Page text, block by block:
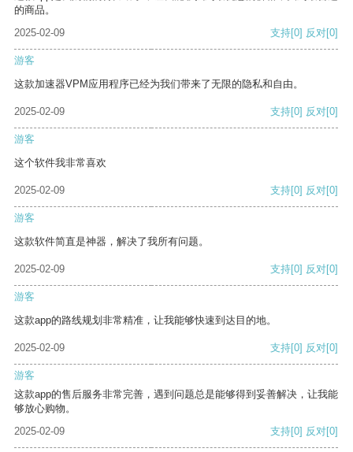
的商品。
2025-02-09
支持[0] 反对[0]
游客
这款加速器VPM应用程序已经为我们带来了无限的隐私和自由。
2025-02-09 支持[0] 反对[0]
游客
这个软件我非常喜欢
2025-02-09 支持[0] 反对[0]
游客
这款软件简直是神器，解决了我所有问题。
2025-02-09 支持[0] 反对[0]
游客
这款app的路线规划非常精准，让我能够快速到达目的地。
2025-02-09 支持[0] 反对[0]
游客
这款app的售后服务非常完善，遇到问题总是能够得到妥善解决，让我能
够放心购物。
2025-02-09
支持[0] 反对[0]